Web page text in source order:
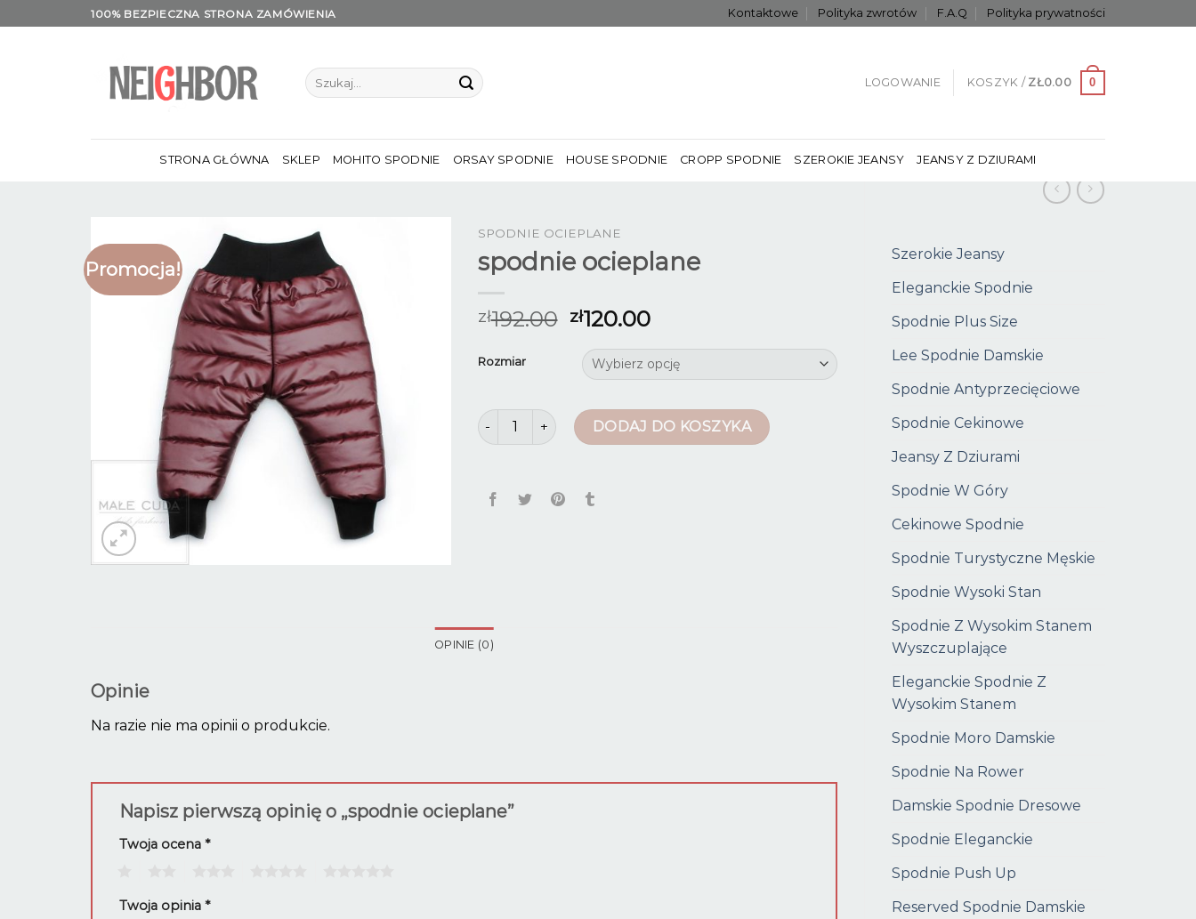
to
100% BEZPIECZNA STRONA ZAMÓWIENIA Kontaktowe Polityka zwrotów F.A.Q Polityka prywatności
Szukaj:
LOGOWANIE KOSZYK / ZŁ0.00 0
STRONA GŁÓWNA SKLEP MOHITO SPODNIE ORSAY SPODNIE HOUSE SPODNIE CROPP SPODNIE SZEROKIE JEANSY JEANSY Z DZIURAMI
Szerokie Jeansy
Eleganckie Spodnie
Spodnie Plus Size
Lee Spodnie Damskie
Spodnie Antyprzecięciowe
Spodnie Cekinowe
Jeansy Z Dziurami
Spodnie W Góry
Cekinowe Spodnie
Spodnie Turystyczne Męskie
Spodnie Wysoki Stan
Spodnie Z Wysokim Stanem
Wyszczuplające
Eleganckie Spodnie Z
Wysokim Stanem
Spodnie Moro Damskie
Spodnie Na Rower
Damskie Spodnie Dresowe
Spodnie Eleganckie
Spodnie Push Up
Reserved Spodnie Damskie
Promocja!
SPODNIE OCIEPLANE
spodnie ocieplane
zł192.00 zł120.00
Rozmiar
ilość spodnie ocieplaneDODAJ DO KOSZYKA
OPINIE (0)
Opinie
Na razie nie ma opinii o produkcie.
Napisz pierwszą opinię o „spodnie ocieplane”
Twoja ocena *
Twoja opinia *